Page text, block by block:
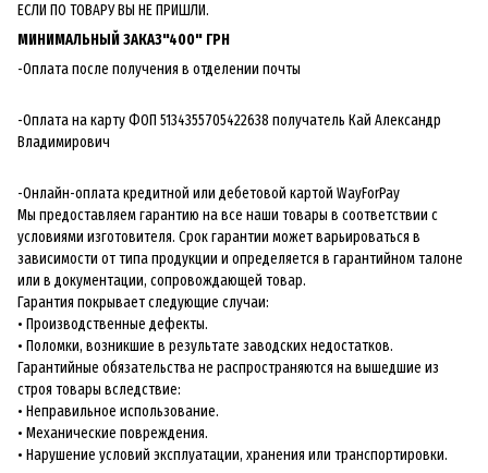
ЕСЛИ ПО ТОВАРУ ВЫ НЕ ПРИШЛИ.
МИНИМАЛЬНЫЙ ЗАКАЗ"400" ГРН
-Оплата после получения в отделении почты
-Оплата на карту ФОП 5134355705422638 получатель Кай Александр
Владимирович
-Онлайн-оплата кредитной или дебетовой картой WayForPay
Мы предоставляем гарантию на все наши товары в соответствии с
условиями изготовителя. Срок гарантии может варьироваться в
зависимости от типа продукции и определяется в гарантийном талоне
или в документации, сопровождающей товар.
Гарантия покрывает следующие случаи:
• Производственные дефекты.
• Поломки, возникшие в результате заводских недостатков.
Гарантийные обязательства не распространяются на вышедшие из
строя товары вследствие:
• Неправильное использование.
• Механические повреждения.
• Нарушение условий эксплуатации, хранения или транспортировки.